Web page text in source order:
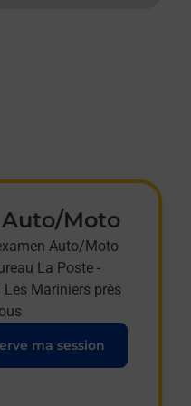
Auto/Moto
Auto/Moto
La Poste -
Les Mariniers près
ma session